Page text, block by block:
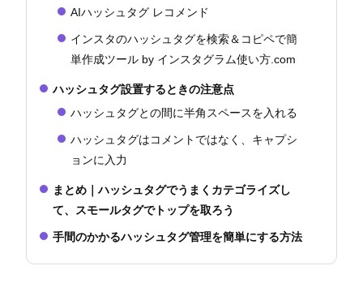
AIハッシュタグ レコメンド
インスタのハッシュタグを検索＆コピペで簡
単作成ツール by インスタグラム使い方.com
ハッシュタグ設置するときの注意点
ハッシュタグとの間に半角スペースを入れる
ハッシュタグはコメントではなく、キャプシ
ョンに入力
まとめ｜ハッシュタグでうまくカテゴライズし
て、スモールタグでトップを取ろう
手間のかかるハッシュタグ管理を簡単にする方法